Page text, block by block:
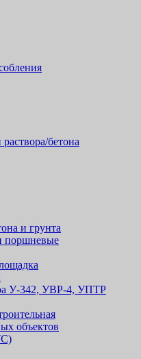
бетона
и грунта
поршневые
У-342, УВР-4, УПТР
объектов